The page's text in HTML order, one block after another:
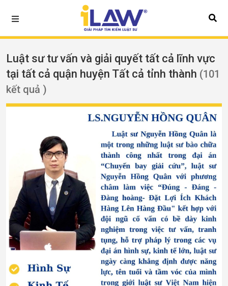
Luật sư tư vấn và giải quyết tất cả lĩnh vực
tại tất cả quận huyện Tất cả tỉnh thành (101
kết quả )